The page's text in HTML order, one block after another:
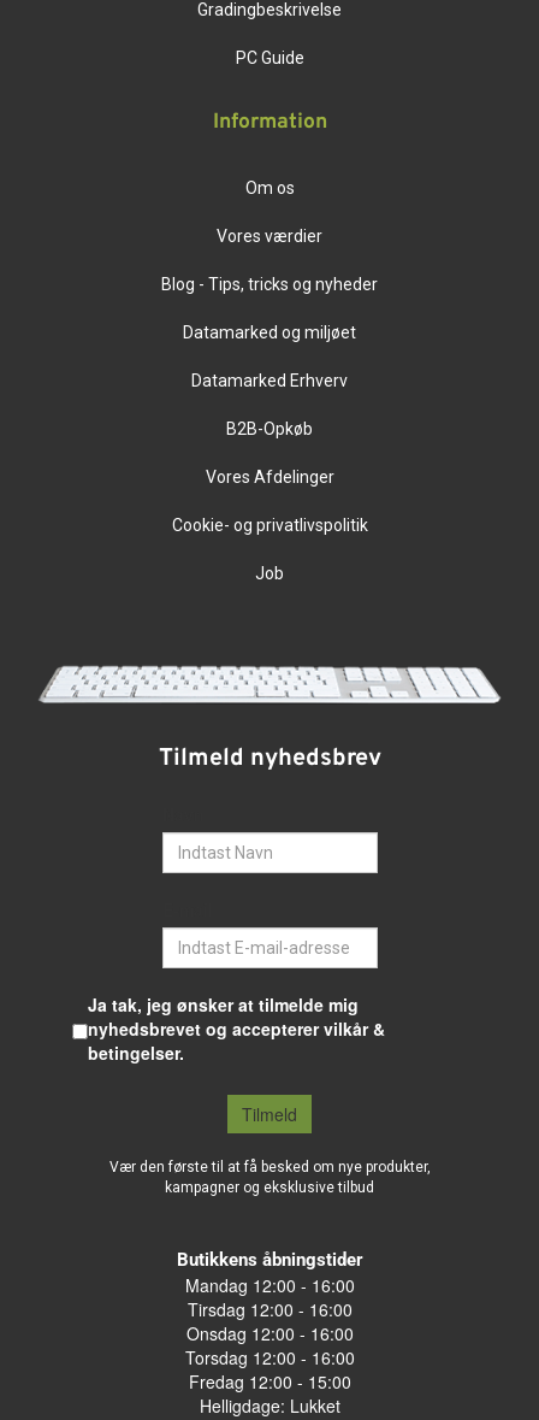
Gradingbeskrivelse
PC Guide
Information
Om os
Vores værdier
Blog - Tips, tricks og nyheder
Datamarked og miljøet
Datamarked Erhverv
B2B-Opkøb
Vores Afdelinger
Cookie- og privatlivspolitik
Job
Tilmeld nyhedsbrev
Ja tak, jeg ønsker at tilmelde mig
nyhedsbrevet og accepterer vilkår &
betingelser.
Tilmeld
Vær den første til at få besked om nye produkter,
kampagner og eksklusive tilbud
Butikkens åbningstider
Mandag 12:00 - 16:00
Tirsdag 12:00 - 16:00
Onsdag 12:00 - 16:00
Torsdag 12:00 - 16:00
Fredag 12:00 - 15:00
Helligdage: Lukket